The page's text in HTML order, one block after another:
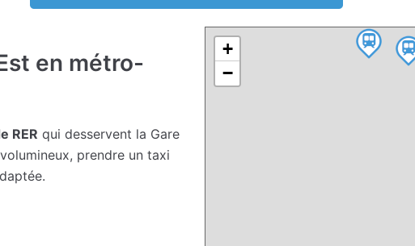
en métro-
RER qui desservent la Gare
prendre un taxi
+
−